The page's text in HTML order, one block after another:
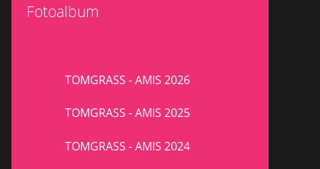
Fotoalbum
TOMGRASS - AMIS 2026
TOMGRASS - AMIS 2025
TOMGRASS - AMIS 2024